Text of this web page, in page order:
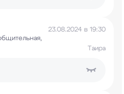
23.08.2024 в 19:30
Таира